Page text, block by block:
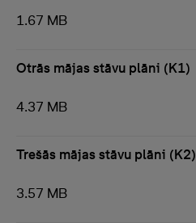
1.67 MB
Otrās mājas stāvu plāni (K1)
4.37 MB
Trešās mājas stāvu plāni (K2)
3.57 MB